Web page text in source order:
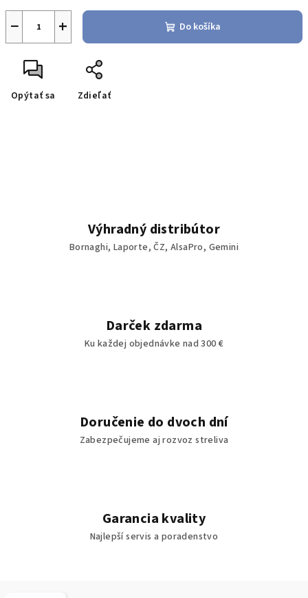
+
− Do košíka
Opýtať sa Zdieľať
Výhradný distribútor
Bornaghi, Laporte, ČZ, AlsaPro, Gemini
Darček zdarma
Ku každej objednávke nad 300 €
Doručenie do dvoch dní
Zabezpečujeme aj rozvoz streliva
Garancia kvality
Najlepší servis a poradenstvo